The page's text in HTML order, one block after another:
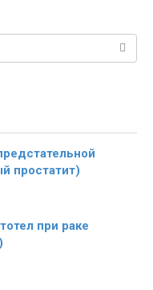
простатит)
при раке